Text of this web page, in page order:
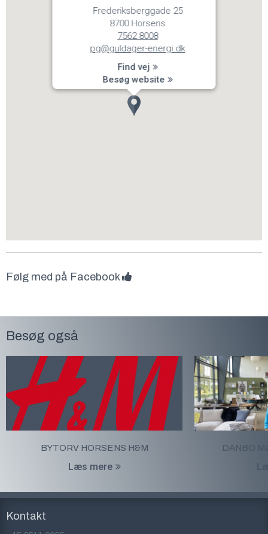
Frederiksberggade 25
8700 Horsens
7562 8008
pg@guldager-energi.dk
Find vej
Besøg website
Følg med på Facebook
Besøg også
BYTORV HORSENS H&M
Læs mere
DANBO
Kontakt